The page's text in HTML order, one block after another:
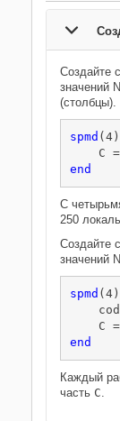
Создайте
значений
(столбцы).
spmd (4)
C
end
С
250
Создайте
значений
spmd (4)
C
end
Каждый
часть C.